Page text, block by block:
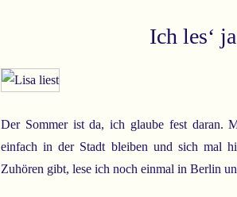
Ich les‘
Der Sommer ist da, ich glaube fest daran.
einfach in der Stadt bleiben und sich mal
Zuhören gibt, lese ich noch einmal in Berlin